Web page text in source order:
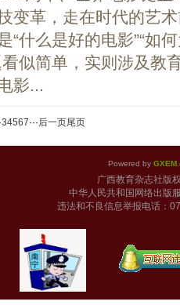
变革，走在时代的艺
“什么是好的电影”“如
似简单，实则涉及教
影...
34567···后一页尾页
Powered by
广西教育杂志
中华人民共和国网络出版
违法和不良信息举报电话：